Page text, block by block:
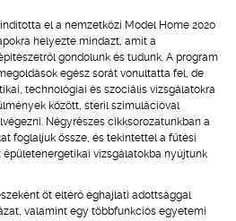
el a nemzetközi Model Home 2020
helyezte mindazt, amit a
gondolunk és tudunk. A program
egész sorát vonultatta fel, de
technológiai és szociális vizsgálatokra
között, steril szimulációval
Négyrészes cikksorozatunkban a
foglaljuk össze, és tekintettel a fűtési
épületenergetikai vizsgálatokba nyújtunk
öt eltérő éghajlati adottsággal
valamint egy többfunkciós egyetemi